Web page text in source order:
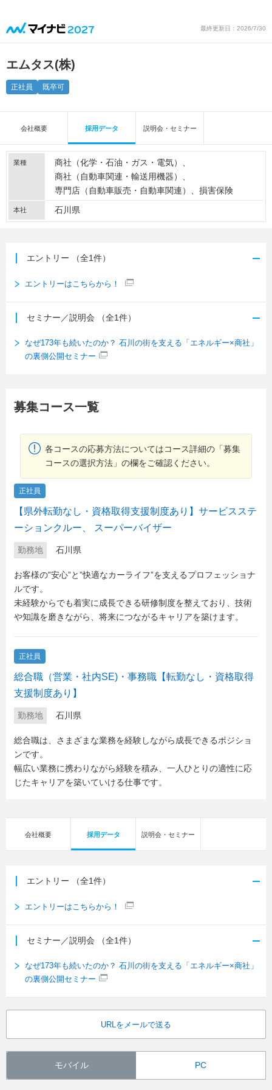
最終更新日：2026/7/30
エムタス(株)
正社員 既卒可
会社概要 採用データ 説明会・セミナー
業種
商社（化学・石油・ガス・電気）
商社（自動車関連・輸送用機器）
専門店（自動車販売・自動車関連）
損害保険
本社 石川県
エントリー （全1件）
エントリーはこちらから！
セミナー／説明会 （全1件）
なぜ173年も続いたのか？ 石川の街を支える「エネルギー×商社」
の裏側公開セミナー
募集コース一覧
各コースの応募方法についてはコース詳細の「募集
コースの選択方法」の欄をご確認ください。
正社員
【県外転勤なし・資格取得支援制度あり】サービスステ
ーションクルー、 スーパーバイザー
勤務地 石川県
お客様の”安心”と”快適なカーライフ”を支えるプロフェッショナ
ルです。
未経験からでも着実に成長できる研修制度を整えており、技術
や知識を磨きながら、将来につながるキャリアを築けます。
正社員
総合職（営業・社内SE)・事務職【転勤なし・資格取得
支援制度あり】
勤務地 石川県
総合職は、さまざまな業務を経験しながら成長できるポジショ
ンです。
幅広い業務に携わりながら経験を積み、一人ひとりの適性に応
じたキャリアを築いていける仕事です。
会社概要 採用データ 説明会・セミナー
エントリー （全1件）
エントリーはこちらから！
セミナー／説明会 （全1件）
なぜ173年も続いたのか？ 石川の街を支える「エネルギー×商社」
の裏側公開セミナー
URLをメールで送る
モバイル PC